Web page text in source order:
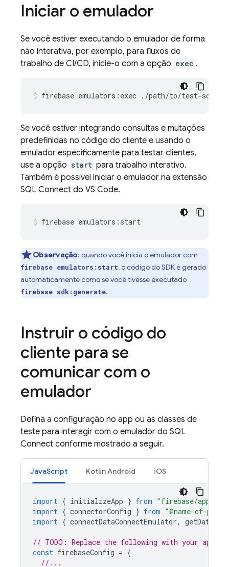
Iniciar o emulador
Se você estiver executando o emulador de forma
não interativa, por exemplo, para fluxos de
trabalho de CI/CD, inicie-o com a opção exec .
firebase emulators:exec ./path/to/test-
Se você estiver integrando consultas e mutações
predefinidas no código do cliente e usando o
emulador especificamente para testar clientes,
use a opção start para trabalho interativo.
Também é possível iniciar o emulador na extensão
SQL Connect do VS Code.
firebase emulators:start
Observação: quando você inicia o emulador com
firebase emulators:start, o código do SDK é gerado
automaticamente como se você tivesse executado
firebase sdk:generate.
Instruir o código do
cliente para se
comunicar com o
emulador
Defina a configuração no app ou as classes de
teste para interagir com o emulador do SQL
Connect conforme mostrado a seguir.
JavaScript Kotlin Android iOS
import { initializeApp } from "firebase/app"
import { connectorConfig } from "@name-of-
import { connectDataConnectEmulator,
// TODO: Replace the following with your
const firebaseConfig = {
//...